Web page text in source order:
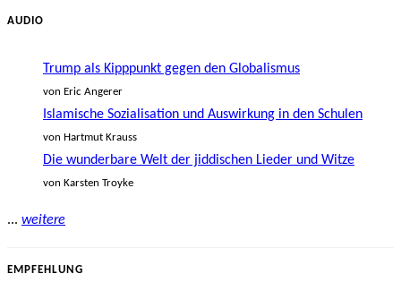
AUDIO
Trump als Kipppunkt gegen den Globalismus
von Eric Angerer
Islamische Sozialisation und Auswirkung in den Schulen
von Hartmut Krauss
Die wunderbare Welt der jiddischen Lieder und Witze
von Karsten Troyke
... weitere
EMPFEHLUNG